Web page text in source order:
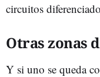
circuitos
Otras zonas
Y si uno se queda